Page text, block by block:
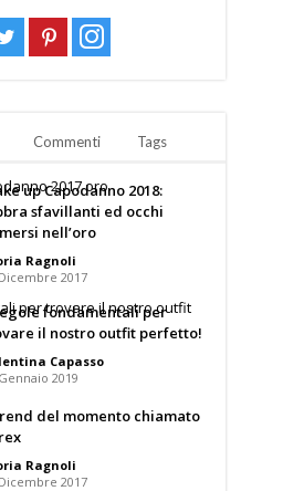
Commenti Tags
up Capodanno 2018:
sfavillanti ed occhi
nell’oro
Ragnoli
2017
fondamentali per
il nostro outfit perfetto!
Capasso
2019
del momento chiamato
Ragnoli
2017